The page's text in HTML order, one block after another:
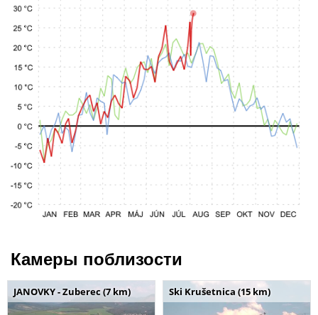
Камеры поблизости
JANOVKY - Zuberec (7 km) Ski Krušetnica (15 km)